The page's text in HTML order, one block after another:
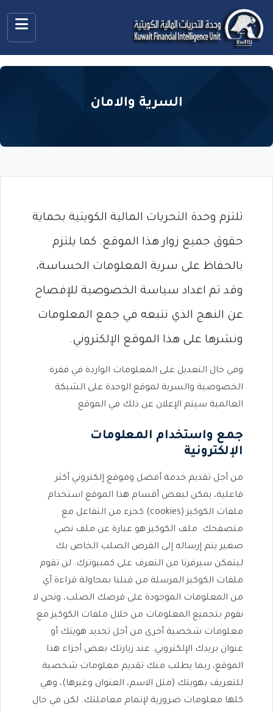
السرية والامان
تلتزم وحدة التحريات المالية الكويتية بحماية
حقوق جميع زوار هذا الموقع. كما يلتزم
بالحفاظ على سرية المعلومات الحساسة،
وقد تم اعداد سياسة الخصوصية للإفصاح
عن النهج الذي نتبعه في جمع المعلومات
ونشرها على هذا الموقع الإلكتروني.
وفي حال التعديل على المعلومات الواردة في فقرة
الخصوصية والسرية لموقع الوحدة على الشبكة
العالمية سيتم الإعلان عن ذلك في الموقع.
جمع واستخدام المعلومات
الإلكترونية
من أجل تقديم خدمة أفضل وموقع إلكتروني أكثر
فاعلية، يمكن لبعض أقسام هذا الموقع استخدام
ملفات الكوكيز (cookies) كجزء من التفاعل مع
متصفحك. ملف الكوكيز هو عبارة عن ملف نصي
صغير يتم إرساله إلى القرص الصلب الخاص بك
ليتمكن سيرفرنا من التعرف على كمبيوترك. لن تقوم
ملفات الكوكيز المرسلة من قبلنا بمحاولة قراءة أي
من المعلومات الموجودة على قرصك الصلب، ونحن لا
نقوم بتجميع المعلومات من خلال ملفات الكوكيز مع
معلومات شخصية أخرى من أجل تحديد هويتك أو
عنوان بريدك الإلكتروني. عند زيارتك بعض أجزاء هذا
الموقع، ربما يطلب منك تقديم معلومات شخصية
للتعريف بهويتك (مثل الاسم، العنوان وغيرها)، وهي
كلها معلومات ضرورية لإتمام معاملتك. لكن في حال